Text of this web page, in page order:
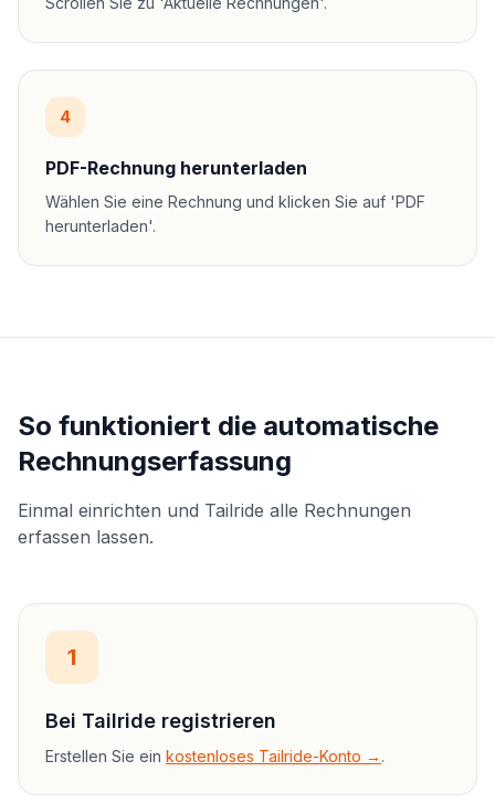
4
PDF-Rechnung herunterladen
Wählen Sie eine Rechnung und klicken Sie auf 'PDF
herunterladen'.
So funktioniert die automatische
Rechnungserfassung
Einmal einrichten und Tailride alle Rechnungen
erfassen lassen.
1
Bei Tailride registrieren
Erstellen Sie ein kostenloses Tailride-Konto → .